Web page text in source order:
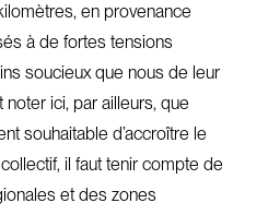
en provenance
à de fortes tensions
soucieux que nous de leur
noter ici, par ailleurs, que
souhaitable d’accroître le
il faut tenir compte de
et des zones